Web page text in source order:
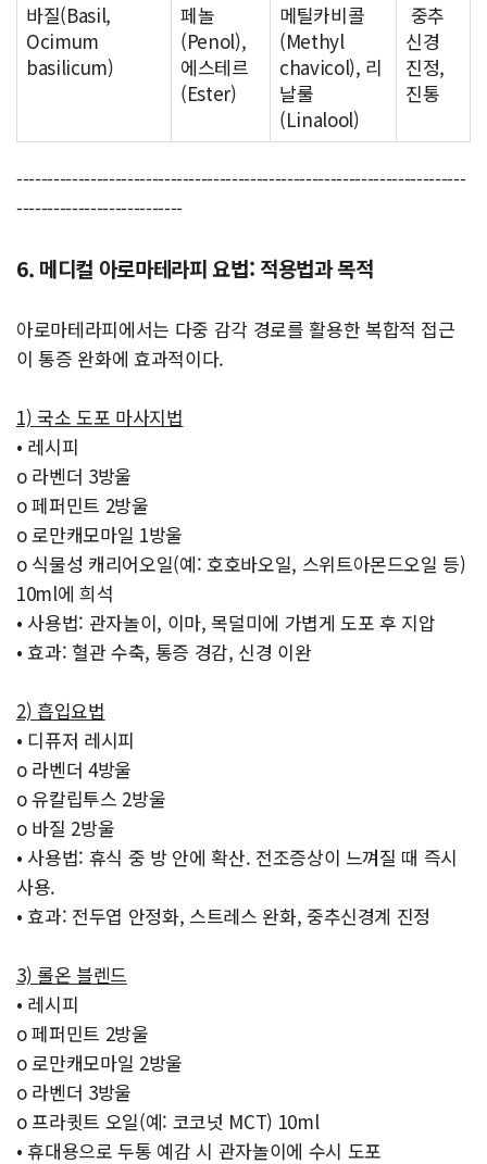
바질(Basil,
Ocimum
basilicum)
페놀
(Penol),
에스테르
(Ester)
메틸카비콜
(Methyl
chavicol), 리
날룰
(Linalool)
중추
신경
진정,
진통
-------------------------------------------------------------------------
---------------------------
6. 메디컬 아로마테라피 요법: 적용법과 목적
아로마테라피에서는 다중 감각 경로를 활용한 복합적 접근
이 통증 완화에 효과적이다.
1) 국소 도포 마사지법
• 레시피
o 라벤더 3방울
o 페퍼민트 2방울
o 로만캐모마일 1방울
o 식물성 캐리어오일(예: 호호바오일, 스위트아몬드오일 등)
10ml에 희석
• 사용법: 관자놀이, 이마, 목덜미에 가볍게 도포 후 지압
• 효과: 혈관 수축, 통증 경감, 신경 이완
2) 흡입요법
• 디퓨저 레시피
o 라벤더 4방울
o 유칼립투스 2방울
o 바질 2방울
• 사용법: 휴식 중 방 안에 확산. 전조증상이 느껴질 때 즉시
사용.
• 효과: 전두엽 안정화, 스트레스 완화, 중추신경계 진정
3) 롤온 블렌드
• 레시피
o 페퍼민트 2방울
o 로만캐모마일 2방울
o 라벤더 3방울
o 프라큇트 오일(예: 코코넛 MCT) 10ml
• 휴대용으로 두통 예감 시 관자놀이에 수시 도포